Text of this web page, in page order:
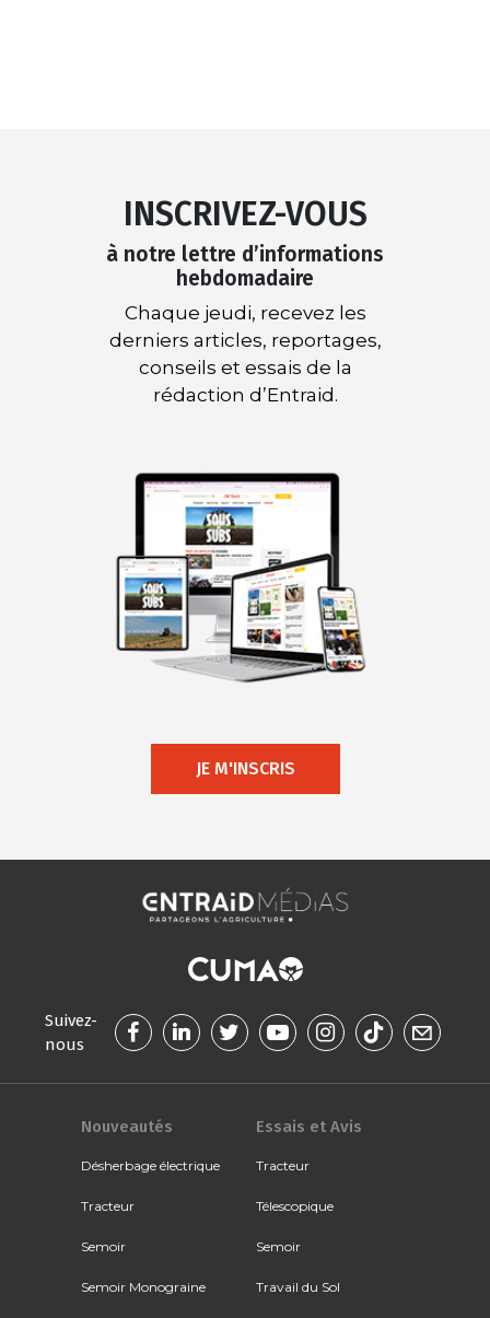
INSCRIVEZ-VOUS
à notre lettre d’informations
hebdomadaire
Chaque jeudi, recevez les
derniers articles, reportages,
conseils et essais de la
rédaction d’Entraid.
JE M'INSCRIS
Suivez-
nous
Nouveautés
Désherbage électrique
Tracteur
Semoir
Semoir Monograine
Essais et Avis
Tracteur
Télescopique
Semoir
Travail du Sol